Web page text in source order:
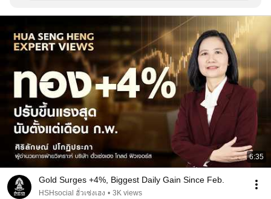
6:35
Gold Surges +4%, Biggest Daily Gain Since Feb.
HSHsocial ฮั่วเซ่งเฮง • 3K views